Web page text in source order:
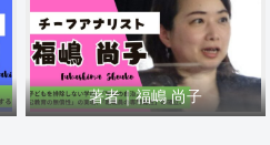
著者｜福嶋 尚子